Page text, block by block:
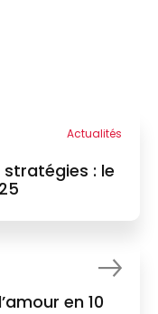
Actualités
: le
en 10